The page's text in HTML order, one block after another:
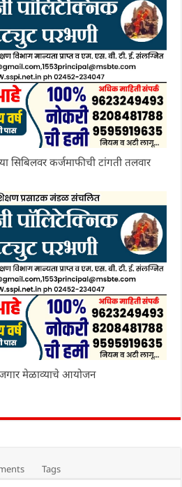
सिबिलवर कर्जमाफीची टांगती तलवार
मेळाव्याचे आयोजन
Tags